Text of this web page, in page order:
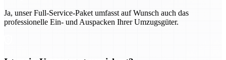
Ja, unser Full-Service-Paket umfasst auf Wunsch auch das
professionelle Ein- und Auspacken Ihrer Umzugsgüter.